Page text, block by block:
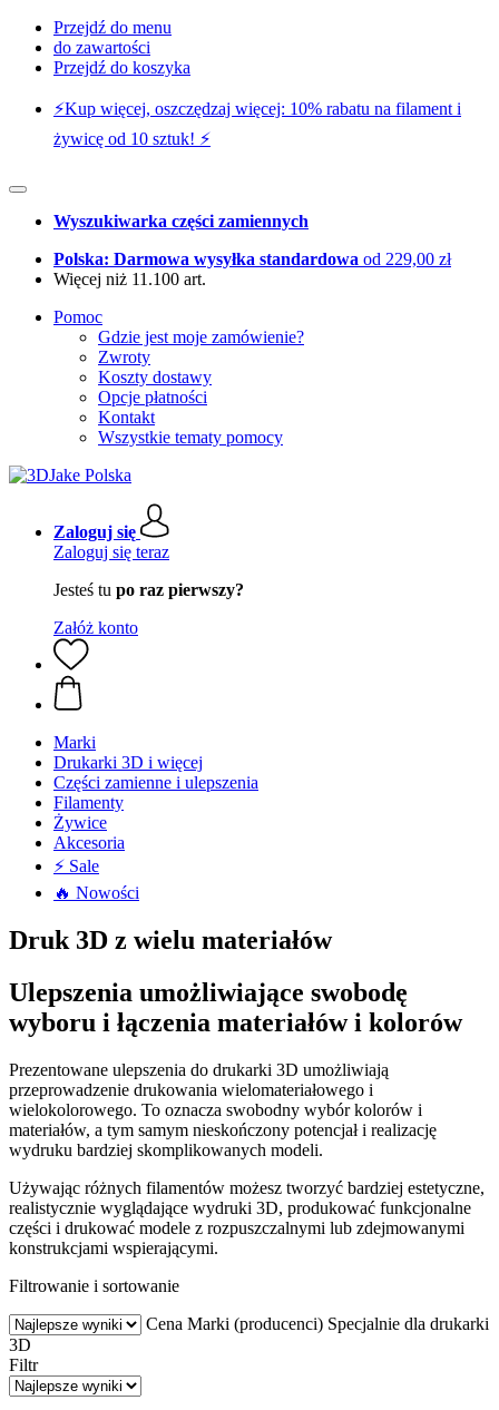
Przejdź do menu
do zawartości
Przejdź do koszyka
⚡️Kup więcej, oszczędzaj więcej: 10% rabatu na filament i
żywicę od 10 sztuk! ⚡️
Wyszukiwarka części zamiennych
Polska: Darmowa wysyłka standardowa od 229,00 zł
Więcej niż 11.100 art.
Pomoc
Gdzie jest moje zamówienie?
Zwroty
Koszty dostawy
Opcje płatności
Kontakt
Wszystkie tematy pomocy
Zaloguj się
Zaloguj się teraz
Jesteś tu po raz pierwszy?
Załóż konto
Marki
Drukarki 3D i więcej
Części zamienne i ulepszenia
Filamenty
Żywice
Akcesoria
⚡ Sale
🔥 Nowości
Druk 3D z wielu materiałów
Ulepszenia umożliwiające swobodę
wyboru i łączenia materiałów i kolorów
Prezentowane ulepszenia do drukarki 3D umożliwiają
przeprowadzenie drukowania wielomateriałowego i
wielokolorowego. To oznacza swobodny wybór kolorów i
materiałów, a tym samym nieskończony potencjał i realizację
wydruku bardziej skomplikowanych modeli.
Używając różnych filamentów możesz tworzyć bardziej estetyczne,
realistycznie wyglądające wydruki 3D, produkować funkcjonalne
części i drukować modele z rozpuszczalnymi lub zdejmowanymi
konstrukcjami wspierającymi.
Filtrowanie i sortowanie
Cena Marki (producenci) Specjalnie dla drukarki
3D
Filtr